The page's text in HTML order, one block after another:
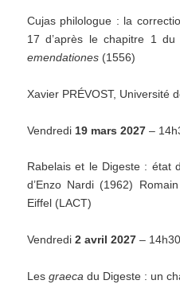
Cujas philologue : la
17 d’après le chapitre 1
emendationes (1556)
Xavier PRÉVOST, Université
Vendredi 19 mars 2027–
Rabelais et le Digeste : état
d’Enzo Nardi (1962)
Eiffel (LACT)
Vendredi2 avril 2027–
Lesgraecadu Digeste : un